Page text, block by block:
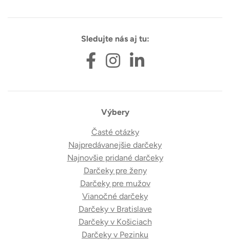
Sledujte nás aj tu:
Výbery
Časté otázky
Najpredávanejšie darčeky
Najnovšie pridané darčeky
Darčeky pre ženy
Darčeky pre mužov
Vianočné darčeky
Darčeky v Bratislave
Darčeky v Košiciach
Darčeky v Pezinku